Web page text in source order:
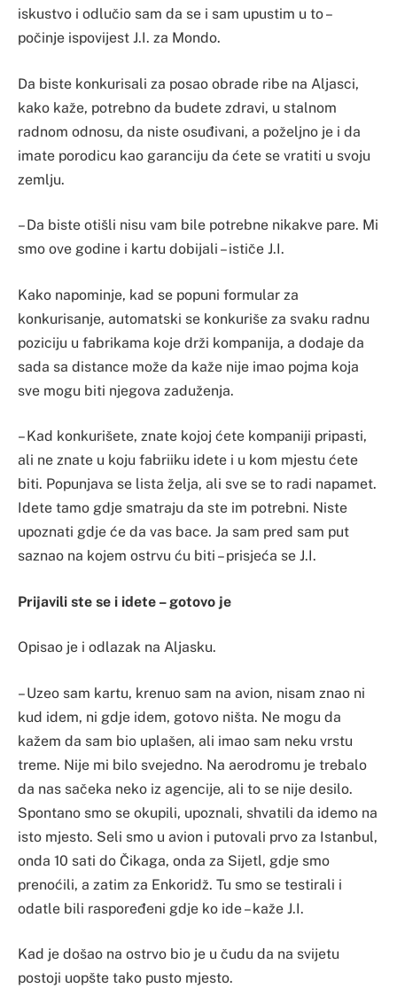
iskustvo i odlučio sam da se i sam upustim u to –
počinje ispovijest J.I. za Mondo.
Da biste konkurisali za posao obrade ribe na Aljasci,
kako kaže, potrebno da budete zdravi, u stalnom
radnom odnosu, da niste osuđivani, a poželjno je i da
imate porodicu kao garanciju da ćete se vratiti u svoju
zemlju.
– Da biste otišli nisu vam bile potrebne nikakve pare. Mi
smo ove godine i kartu dobijali – ističe J.I.
Kako napominje, kad se popuni formular za
konkurisanje, automatski se konkuriše za svaku radnu
poziciju u fabrikama koje drži kompanija, a dodaje da
sada sa distance može da kaže nije imao pojma koja
sve mogu biti njegova zaduženja.
– Kad konkurišete, znate kojoj ćete kompaniji pripasti,
ali ne znate u koju fabriiku idete i u kom mjestu ćete
biti. Popunjava se lista želja, ali sve se to radi napamet.
Idete tamo gdje smatraju da ste im potrebni. Niste
upoznati gdje će da vas bace. Ja sam pred sam put
saznao na kojem ostrvu ću biti – prisjeća se J.I.
Prijavili ste se i idete – gotovo je
Opisao je i odlazak na Aljasku.
– Uzeo sam kartu, krenuo sam na avion, nisam znao ni
kud idem, ni gdje idem, gotovo ništa. Ne mogu da
kažem da sam bio uplašen, ali imao sam neku vrstu
treme. Nije mi bilo svejedno. Na aerodromu je trebalo
da nas sačeka neko iz agencije, ali to se nije desilo.
Spontano smo se okupili, upoznali, shvatili da idemo na
isto mjesto. Seli smo u avion i putovali prvo za Istanbul,
onda 10 sati do Čikaga, onda za Sijetl, gdje smo
prenoćili, a zatim za Enkoridž. Tu smo se testirali i
odatle bili raspoređeni gdje ko ide – kaže J.I.
Kad je došao na ostrvo bio je u čudu da na svijetu
postoji uopšte tako pusto mjesto.